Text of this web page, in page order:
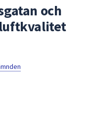
sökfältet
kommer
sökförslag
under
och